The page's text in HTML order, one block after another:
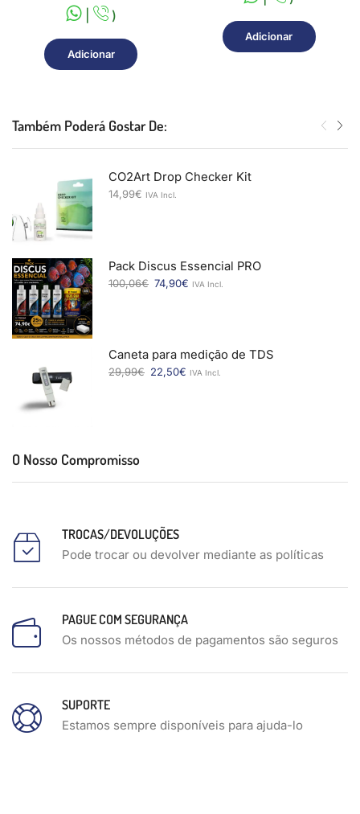
| )
Adicionar
Adicionar
Também Poderá Gostar De:
CO2Art Drop Checker Kit
14,99€ IVA Incl.
Pack Discus Essencial PRO
100,06€ 74,90€ IVA Incl.
Caneta para medição de TDS
29,99€ 22,50€ IVA Incl.
O Nosso Compromisso
TROCAS/DEVOLUÇÕES
Pode trocar ou devolver mediante as políticas
PAGUE COM SEGURANÇA
Os nossos métodos de pagamentos são seguros
SUPORTE
Estamos sempre disponíveis para ajuda-lo